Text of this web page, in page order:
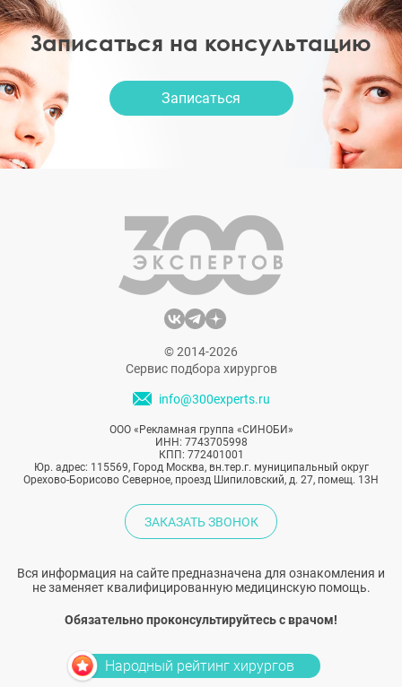
Записаться на консультацию
Записаться
© 2014-2026
Сервис подбора хирургов
info@300experts.ru
ООО «Рекламная группа «СИНОБИ»
ИНН: 7743705998
КПП: 772401001
Юр. адрес: 115569, Город Москва, вн.тер.г. муниципальный округ
Орехово-Борисово Северное, проезд Шипиловский, д. 27, помещ. 13Н
ЗАКАЗАТЬ ЗВОНОК
Вся информация на сайте предназначена для ознакомления и
не заменяет квалифицированную медицинскую помощь.
Обязательно проконсультируйтесь с врачом!
Народный рейтинг хирургов